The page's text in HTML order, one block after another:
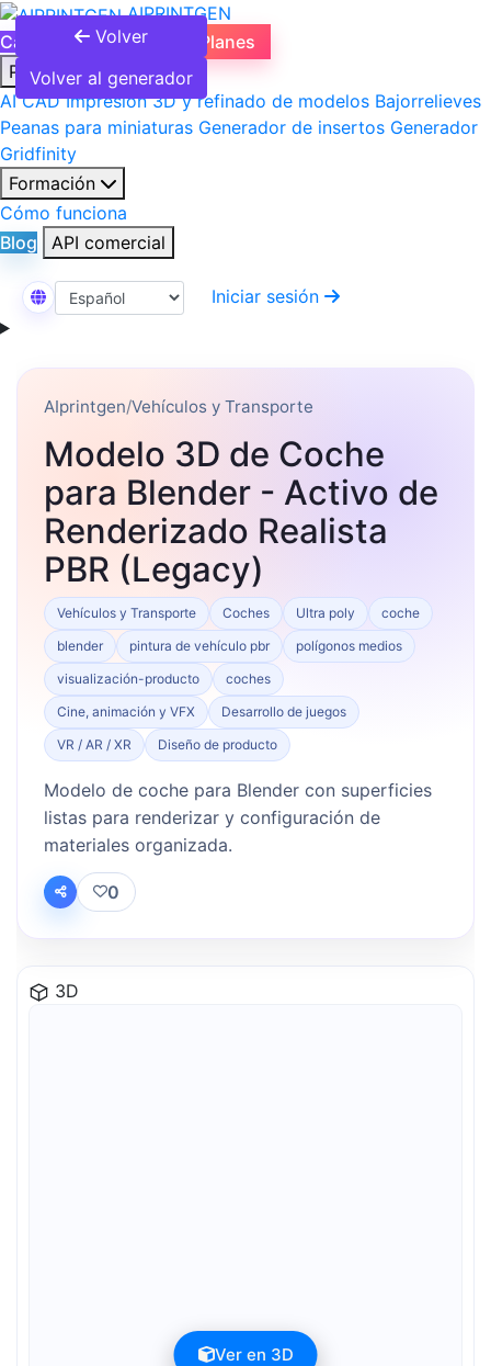
AIPRINTGEN
Catálogo de modelos
Planes
Productos
AI CAD Impresión 3D y refinado de modelos Bajorrelieves
Peanas para miniaturas Generador de insertos Generador
Gridfinity
Formación
Cómo funciona
Blog
API comercial
Seleccionar idioma
Iniciar sesión
Volver
Volver al generador
AIprintgen/Vehículos y Transporte
Modelo 3D de Coche
para Blender - Activo de
Renderizado Realista
PBR (Legacy)
Vehículos y Transporte Coches Ultra poly
coche
blender
pintura de vehículo pbr
polígonos medios
visualización-producto
coches
Cine, animación y VFX
Desarrollo de juegos
VR / AR / XR
Diseño de producto
Modelo de coche para Blender con superficies
listas para renderizar y configuración de
materiales organizada.
0
3D
Ver en 3D